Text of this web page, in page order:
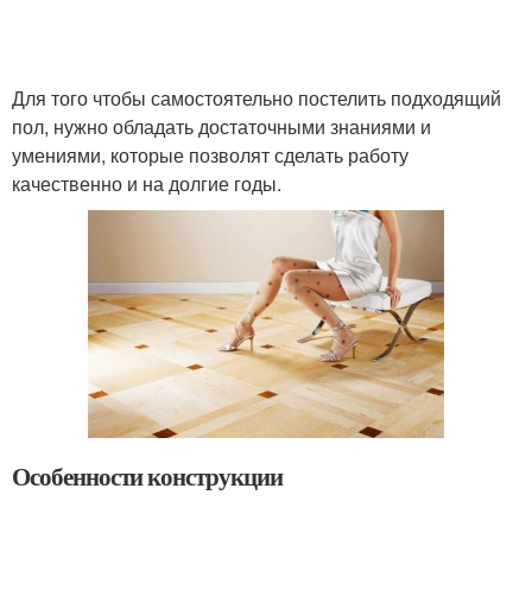
Для того чтобы самостоятельно постелить подходящий
пол, нужно обладать достаточными знаниями и
умениями, которые позволят сделать работу
качественно и на долгие годы.
Особенности конструкции